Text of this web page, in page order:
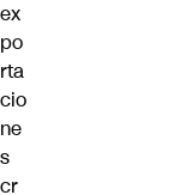
ex
po
rta
cio
ne
s
cr